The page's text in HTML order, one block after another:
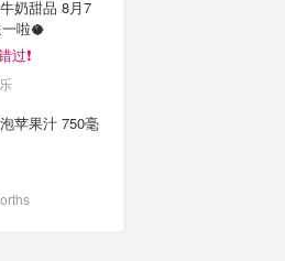
奶甜品 8月7
啦🥥
过❗️
苹果汁 750毫